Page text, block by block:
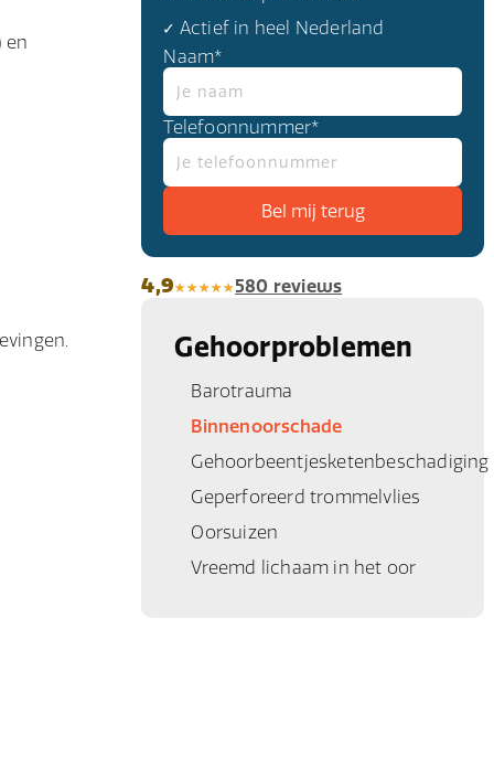
en
✓ Actief in heel Nederland
Naam*
Telefoonnummer*
4,9 580 reviews
Gehoorproblemen
Barotrauma
Binnenoorschade
Gehoorbeentjesketenbeschadiging
Geperforeerd trommelvlies
Oorsuizen
Vreemd lichaam in het oor